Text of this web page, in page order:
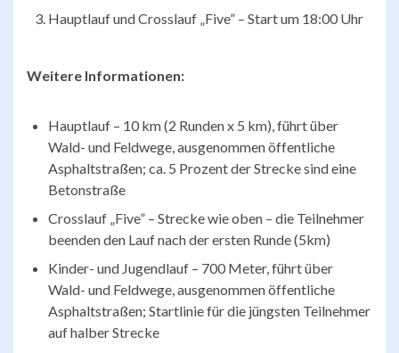
Hauptlauf und Crosslauf „Five” – Start um 18:00 Uhr
Weitere Informationen:
Hauptlauf – 10 km (2 Runden x 5 km), führt über
Wald- und Feldwege, ausgenommen öffentliche
Asphaltstraßen; ca. 5 Prozent der Strecke sind eine
Betonstraße
Crosslauf „Five” – Strecke wie oben – die Teilnehmer
beenden den Lauf nach der ersten Runde (5km)
Kinder- und Jugendlauf – 700 Meter, führt über
Wald- und Feldwege, ausgenommen öffentliche
Asphaltstraßen; Startlinie für die jüngsten Teilnehmer
auf halber Strecke